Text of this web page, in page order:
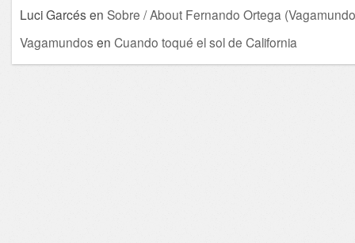
Luci Garcés en Sobre / About Fernando Ortega
Vagamundos en Cuando toqué el sol de California